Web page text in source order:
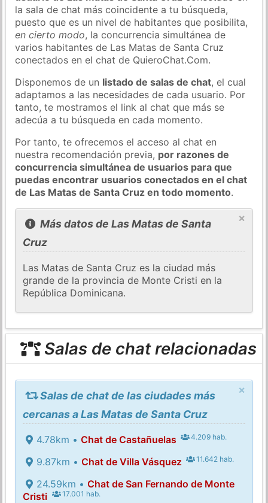
la sala de chat más coincidente a tu búsqueda,
puesto que es un nivel de habitantes que posibilita,
en cierto modo, la concurrencia simultánea de
varios habitantes de Las Matas de Santa Cruz
conectados en el chat de QuieroChat.Com.
Disponemos de un listado de salas de chat, el cual
adaptamos a las necesidades de cada usuario. Por
tanto, te mostramos el link al chat que más se
adecúa a tu búsqueda en cada momento.
Por tanto, te ofrecemos el acceso al chat en
nuestra recomendación previa, por razones de
concurrencia simultánea de usuarios para que
puedas encontrar usuarios conectados en el chat
de Las Matas de Santa Cruz en todo momento.
×
Más datos de Las Matas de Santa
Cruz
Las Matas de Santa Cruz es la ciudad más
grande de la provincia de Monte Cristi en la
República Dominicana.
Salas de chat relacionadas
×
Salas de chat de las ciudades más
cercanas a Las Matas de Santa Cruz
4.78km • Chat de Castañuelas 4.209 hab.
9.87km • Chat de Villa Vásquez 11.642 hab.
24.59km • Chat de San Fernando de Monte
Cristi
17.001 hab.